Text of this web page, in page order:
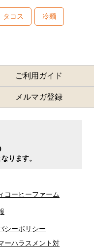
タコス 冷麺
ご利用ガイド
メルマガ登録
ります。
コーヒーファーム
シーポリシー
ーハラスメント対